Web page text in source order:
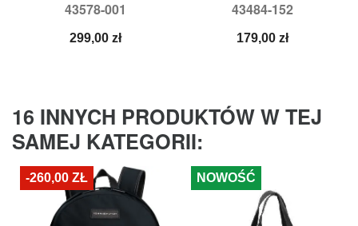
43578-001
Cena
299,00 zł
43484-152
Cena
179,00 zł
16 INNYCH PRODUKTÓW W TEJ
SAMEJ KATEGORII:
-260,00 ZŁ NOWOŚĆ